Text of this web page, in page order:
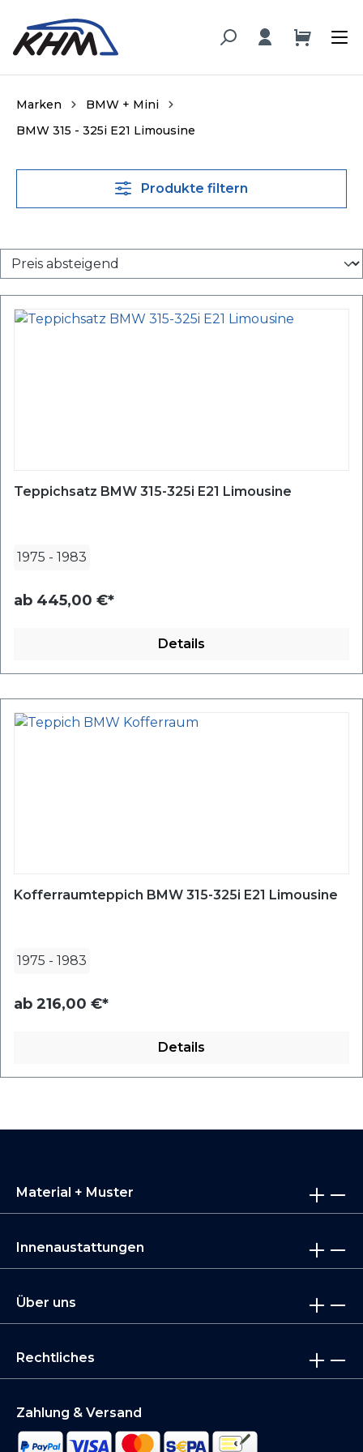
springen
Marken
BMW + Mini
BMW 315 - 325i E21 Limousine
Produkte filtern
Teppichsatz BMW 315-325i E21 Limousine
1975 - 1983
ab 445,00 €*
Details
Kofferraumteppich BMW 315-325i E21 Limousine
1975 - 1983
ab 216,00 €*
Details
Material + Muster
Innenaustattungen
Über uns
Rechtliches
Zahlung & Versand